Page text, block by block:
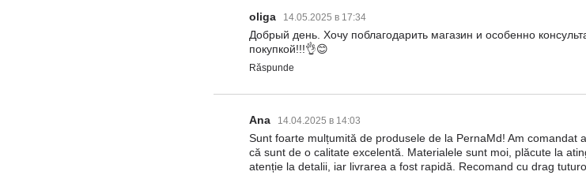
oliga 14.05.2025 в 17:34
Добрый день. Хочу поблагодарить магазин и особенно
покупкой!!!👌😊
Răspunde
Ana 14.04.2025 в 14:03
Sunt foarte mulțumită de produsele de la PernaMd! Am
că sunt de o calitate excelentă. Materialele sunt moi, plăcute la
atenție la detalii, iar livrarea a fost rapidă. Recomand cu drag